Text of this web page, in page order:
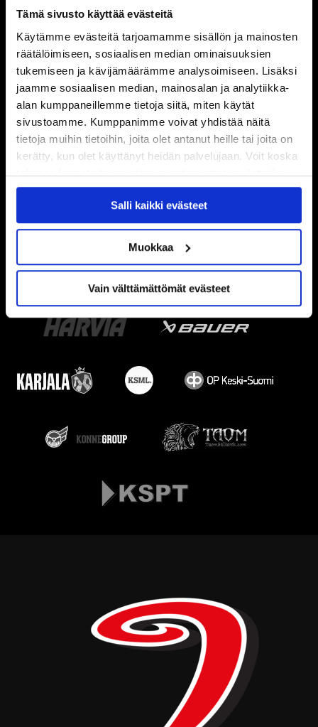
Tämä sivusto käyttää evästeitä
Käytämme evästeitä tarjoamamme sisällön ja mainosten
räätälöimiseen, sosiaalisen median ominaisuuksien
tukemiseen ja kävijämäärämme analysoimiseen. Lisäksi
jaamme sosiaalisen median, mainosalan ja analytiikka-
alan kumppaneillemme tietoja siitä, miten käytät
sivustoamme. Kumppanimme voivat yhdistää näitä
tietoja muihin tietoihin, joita olet antanut heille tai joita on
kerätty, kun olet käyttänyt heidän palvelujaan. Voit koska
tahansa kumota tai muuttaa suostumustasi evästeiden
käytöstäEvästeet-sivultamme.
Salli kaikki evästeet
Muokkaa
Vain välttämättömät evästeet